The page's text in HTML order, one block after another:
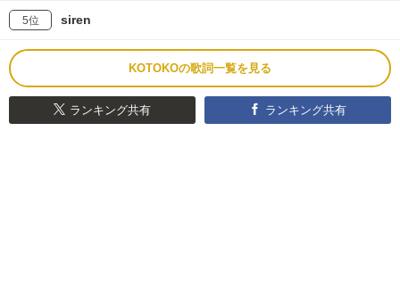
5位 siren
KOTOKOの歌詞一覧を見る
ランキング共有 ランキング共有